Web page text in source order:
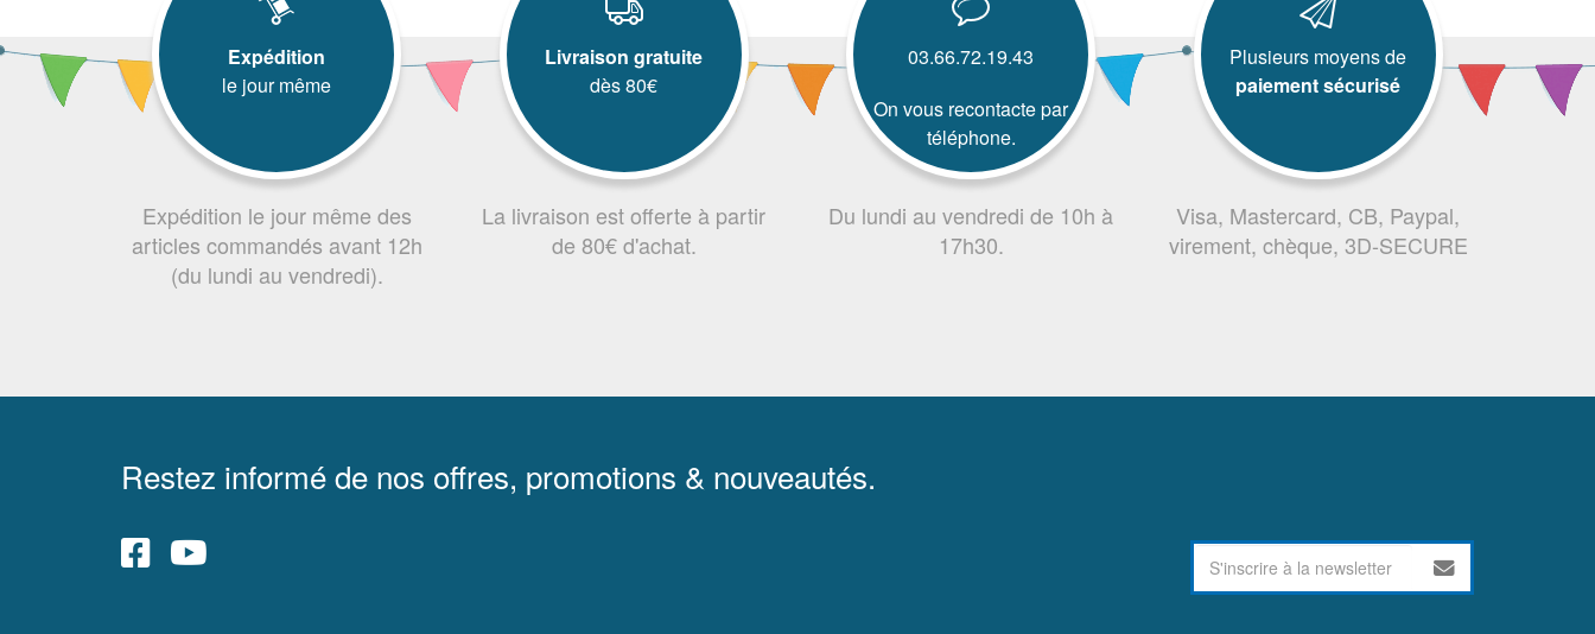
Expédition
le jour même
Expédition le jour même des
articles commandés avant 12h
(du lundi au vendredi).
Livraison gratuite
dès 80€
La livraison est offerte à partir
de 80€ d'achat.
03.66.72.19.43
On vous recontacte par
téléphone.
Du lundi au vendredi de 10h à
17h30.
Plusieurs moyens de
paiement sécurisé
Visa, Mastercard, CB, Paypal,
virement, chèque, 3D-SECURE
Restez informé de nos offres, promotions & nouveautés.